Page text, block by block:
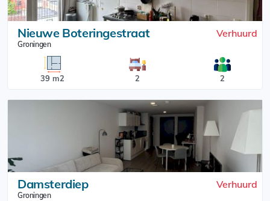
Nieuwe Boteringestraat
Groningen
Verhuurd
39 m2 2 2
Damsterdiep
Groningen
Verhuurd